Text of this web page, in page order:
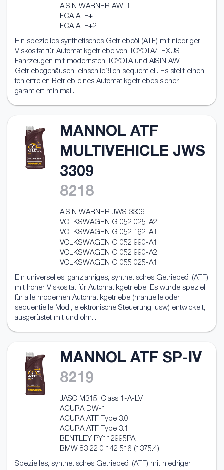
AISIN WARNER AW-1
FCA ATF+
FCA ATF+2
Ein spezielles synthetisches Getriebeöl (ATF) mit niedriger
Viskosität für Automatikgetriebe von TOYOTA/LEXUS-
Fahrzeugen mit modernsten TOYOTA und AISIN AW
Getriebegehäusen, einschließlich sequentiell. Es stellt einen
fehlerfreien Betrieb eines Automatikgetriebes sicher,
garantiert minimal...
MANNOL ATF
MULTIVEHICLE JWS
3309
8218
AISIN WARNER JWS 3309
VOLKSWAGEN G 052 025-A2
VOLKSWAGEN G 052 162-A1
VOLKSWAGEN G 052 990-A1
VOLKSWAGEN G 052 990-A2
VOLKSWAGEN G 055 025-A1
Ein universelles, ganzjähriges, synthetisches Getriebeöl (ATF)
mit hoher Viskosität für Automatikgetriebe. Es wurde speziell
für alle modernen Automatikgetriebe (manuelle oder
sequentielle Modi, elektronische Steuerung, usw) entwickelt,
ausgerüstet mit und ohn...
MANNOL ATF SP-IV
8219
JASO M315, Class 1-A-LV
ACURA DW-1
ACURA ATF Type 3.0
ACURA ATF Type 3.1
BENTLEY PY112995PA
BMW 83 22 0 142 516 (1375.4)
Spezielles, synthetisches Getriebeöl (ATF) mit niedriger